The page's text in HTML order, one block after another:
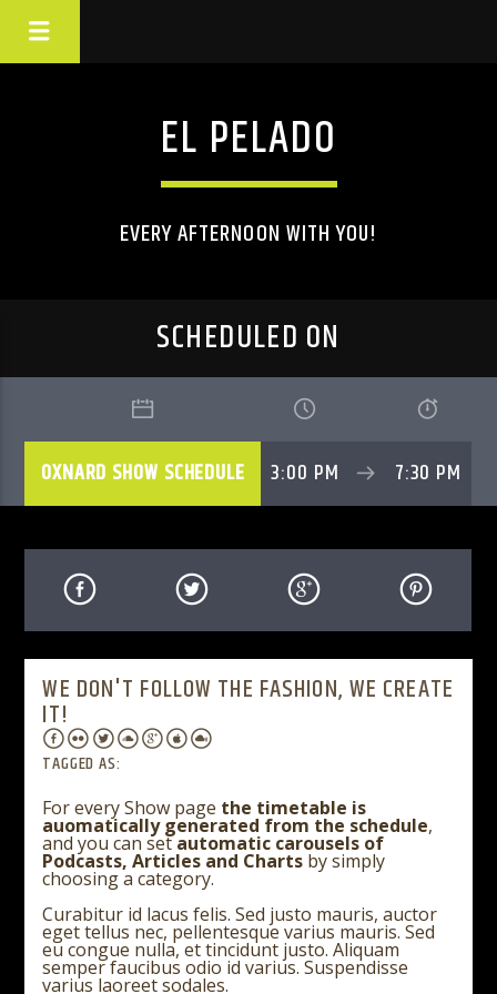
EL PELADO
EVERY AFTERNOON WITH YOU!
SCHEDULED ON
OXNARD SHOW SCHEDULE 3:00 PM 7:30 PM
WE DON'T FOLLOW THE FASHION, WE CREATE
IT!
TAGGED AS:
For every Show page the timetable is
auomatically generated from the schedule,
and you can setautomatic carousels of
Podcasts, Articles and Charts by simply
choosing a category.
Curabitur id lacus felis. Sed justo mauris, auctor
eget tellus nec, pellentesque varius mauris. Sed
eu congue nulla, et tincidunt justo. Aliquam
semper faucibus odio id varius. Suspendisse
varius laoreet sodales.